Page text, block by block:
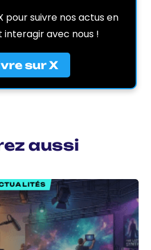
pour suivre nos actus en
avec nous !
sur X
aussi